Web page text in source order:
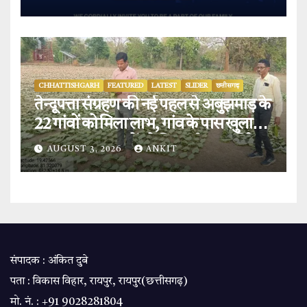
CHHATTISHGARH FEATURED LATEST SLIDER छत्तीसगढ़
तेन्दूपत्ता संग्रहण की नई पहल से अबुझमाड़ के
22 गांवों को मिला लाभ, गांव के पास खुला
फड़, 365 संग्राहकों को मिला सीधा आर्थिक
लाभ.
AUGUST 3, 2026 ANKIT
संपादक : अंकित दुबे
पता : विकास विहार, रायपुर, रायपुर(छत्तीसगढ़)
मो. नं. : +91 9028281804